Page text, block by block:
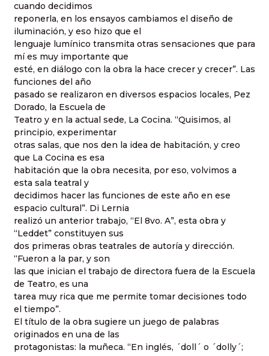
cuando decidimos
reponerla, en los ensayos cambiamos el diseño de
iluminación, y eso hizo que el
lenguaje lumínico transmita otras sensaciones que para
mí es muy importante que
esté, en diálogo con la obra la hace crecer y crecer”. Las
funciones del año
pasado se realizaron en diversos espacios locales, Pez
Dorado, la Escuela de
Teatro y en la actual sede, La Cocina. “Quisimos, al
principio, experimentar
otras salas, que nos den la idea de habitación, y creo
que La Cocina es esa
habitación que la obra necesita, por eso, volvimos a
esta sala teatral y
decidimos hacer las funciones de este año en ese
espacio cultural”. Di Lernia
realizó un anterior trabajo, “El 8vo. A”, esta obra y
“Leddet” constituyen sus
dos primeras obras teatrales de autoría y dirección.
“Fueron a la par, y son
las que inician el trabajo de directora fuera de la Escuela
de Teatro, es una
tarea muy rica que me permite tomar decisiones todo
el tiempo”.
El título de la obra sugiere un juego de palabras
originados en una de las
protagonistas: la muñeca. “En inglés, ´doll´ o ´dolly´;